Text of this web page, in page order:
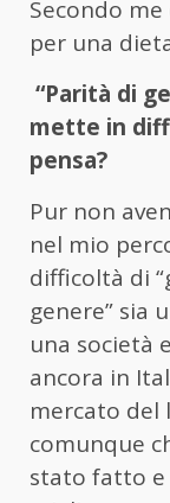
Secondo
per una
“Parità di
mette in
pensa?
Pur non
nel mio
difficoltà di
genere” sia
una società
ancora in
mercato del
comunque
stato fatto e